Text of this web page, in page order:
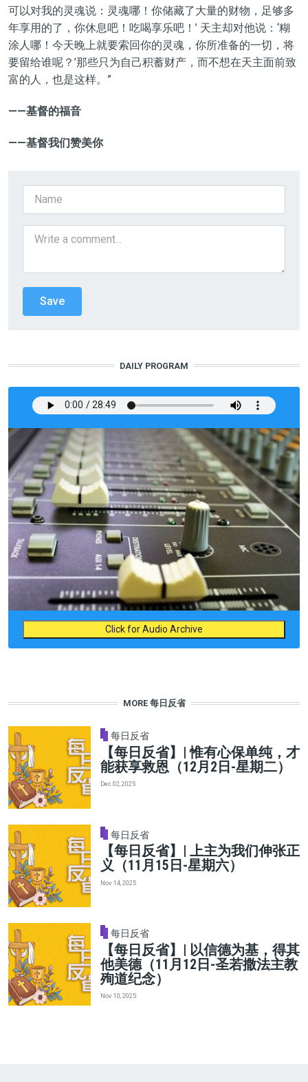
可以对我的灵魂说：灵魂哪！你储藏了大量的财物，足够多
年享用的了，你休息吧！吃喝享乐吧！’ 天主却对他说：‘糊
涂人哪！今天晚上就要索回你的灵魂，你所准备的一切，将
要留给谁呢？’那些只为自己积蓄财产，而不想在天主面前致
富的人，也是这样。”
——基督的福音
——基督我们赞美你
DAILY PROGRAM
Click for Audio Archive
MORE 每日反省
每日反省
【每日反省】| 惟有心保单纯，才
能获享救恩（12月2日-星期二）
Dec 02, 2025
每日反省
【每日反省】| 上主为我们伸张正
义（11月15日-星期六）
Nov 14, 2025
每日反省
【每日反省】| 以信德为基，得其
他美德（11月12日-圣若撒法主教
殉道纪念）
Nov 10, 2025